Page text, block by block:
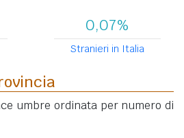
0,07%
Stranieri in Italia
umbre ordinata per numero di